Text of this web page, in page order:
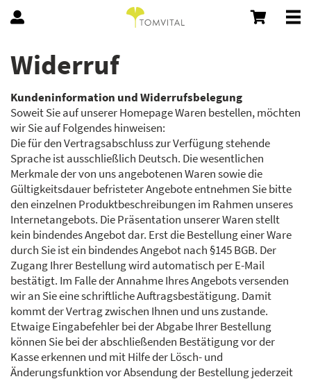
Widerruf
Kundeninformation und Widerrufsbelegung
Soweit Sie auf unserer Homepage Waren bestellen, möchten
wir Sie auf Folgendes hinweisen:
Die für den Vertragsabschluss zur Verfügung stehende
Sprache ist ausschließlich Deutsch. Die wesentlichen
Merkmale der von uns angebotenen Waren sowie die
Gültigkeitsdauer befristeter Angebote entnehmen Sie bitte
den einzelnen Produktbeschreibungen im Rahmen unseres
Internetangebots. Die Präsentation unserer Waren stellt
kein bindendes Angebot dar. Erst die Bestellung einer Ware
durch Sie ist ein bindendes Angebot nach §145 BGB. Der
Zugang Ihrer Bestellung wird automatisch per E-Mail
bestätigt. Im Falle der Annahme Ihres Angebots versenden
wir an Sie eine schriftliche Auftragsbestätigung. Damit
kommt der Vertrag zwischen Ihnen und uns zustande.
Etwaige Eingabefehler bei der Abgabe Ihrer Bestellung
können Sie bei der abschließenden Bestätigung vor der
Kasse erkennen und mit Hilfe der Lösch- und
Änderungsfunktion vor Absendung der Bestellung jederzeit